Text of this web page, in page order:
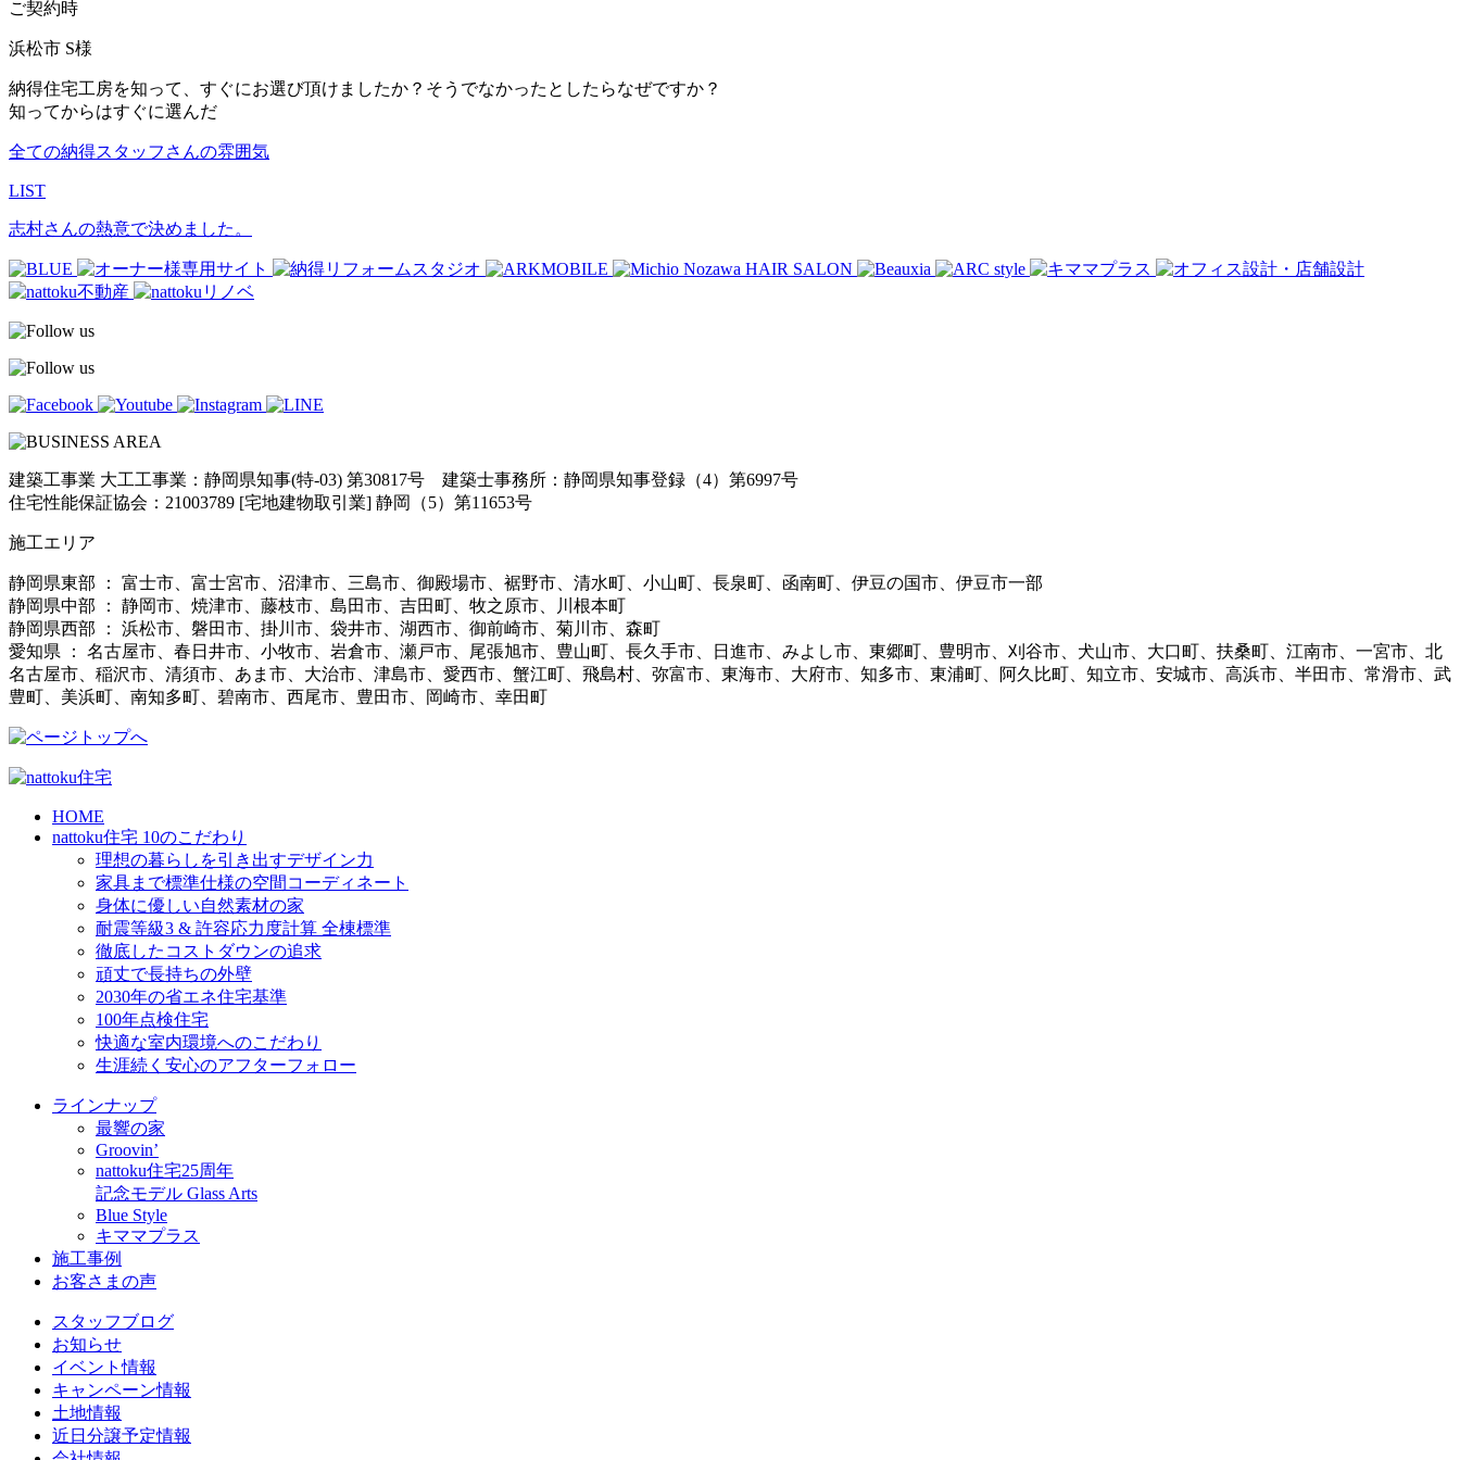
ご契約時
浜松市 S様
納得住宅工房を知って、すぐにお選び頂けましたか？そうでなかったとしたらなぜですか？
知ってからはすぐに選んだ
全ての納得スタッフさんの雰囲気
LIST
志村さんの熱意で決めました。
建築工事業 大工工事業：静岡県知事(特-03) 第30817号 建築士事務所：静岡県知事登録（4）第6997号
住宅性能保証協会：21003789 [宅地建物取引業] 静岡（5）第11653号
施工エリア
静岡県東部 ： 富士市、富士宮市、沼津市、三島市、御殿場市、裾野市、清水町、小山町、長泉町、函南町、伊豆の国市、伊豆市一部
静岡県中部 ： 静岡市、焼津市、藤枝市、島田市、吉田町、牧之原市、川根本町
静岡県西部 ： 浜松市、磐田市、掛川市、袋井市、湖西市、御前崎市、菊川市、森町
愛知県 ： 名古屋市、春日井市、小牧市、岩倉市、瀬戸市、尾張旭市、豊山町、長久手市、日進市、みよし市、東郷町、豊明市、刈谷市、犬山市、大口町、扶桑町、江南市、一宮市、北
名古屋市、稲沢市、清須市、あま市、大治市、津島市、愛西市、蟹江町、飛島村、弥富市、東海市、大府市、知多市、東浦町、阿久比町、知立市、安城市、高浜市、半田市、常滑市、武
豊町、美浜町、南知多町、碧南市、西尾市、豊田市、岡崎市、幸田町
HOME
nattoku住宅 10のこだわり
理想の暮らしを引き出すデザイン力
家具まで標準仕様の空間コーディネート
身体に優しい自然素材の家
耐震等級3 & 許容応力度計算 全棟標準
徹底したコストダウンの追求
頑丈で長持ちの外壁
2030年の省エネ住宅基準
100年点検住宅
快適な室内環境へのこだわり
生涯続く安心のアフターフォロー
ラインナップ
最響の家
Groovin’
nattoku住宅25周年
記念モデル Glass Arts
Blue Style
キママプラス
施工事例
お客さまの声
スタッフブログ
お知らせ
イベント情報
キャンペーン情報
土地情報
近日分譲予定情報